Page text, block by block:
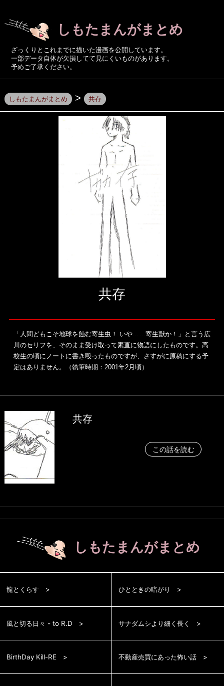
しもたまんがまとめ
ざっくりとこれまでに描いた漫画を公開しています。
一部データ自体が欠損してて見にくいものがあります。
予めご了承ください。
しもたまんがまとめ > 共存
共存
「人間どもこそ地球を蝕む寄生虫！ いや……寄生獣か！」と言う広
川のセリフを、そのまま受け取って素直に物語にしたものです。高
校生の頃にノートに書き殴ったものですが、さすがに原稿にする予
定はありません。（執筆時期：2001年2月頃）
共存
この話を読む
しもたまんがまとめ
龍とくらす ひとときの暗がり
風と切る日々 - to R.D サナダムシより細く長く
BirthDay Kill-RE 不動産売買にあった怖い話